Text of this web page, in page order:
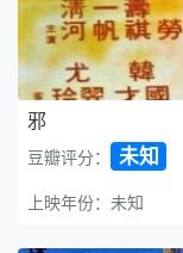
邪
豆瓣评分： 未知
上映年份：未知